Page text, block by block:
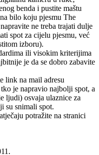
benda i pustite maštu
bilo koju pjesmu The
ne treba trajati dulje
spot za cijelu pjesmu, već
izboru).
ili visokim kriterijima
je da se dobro zabavite
link na mail adresu
je napravio najbolji spot, a
ljudi) osvaja ulaznice za
su snimali spot.
potražite na stranici